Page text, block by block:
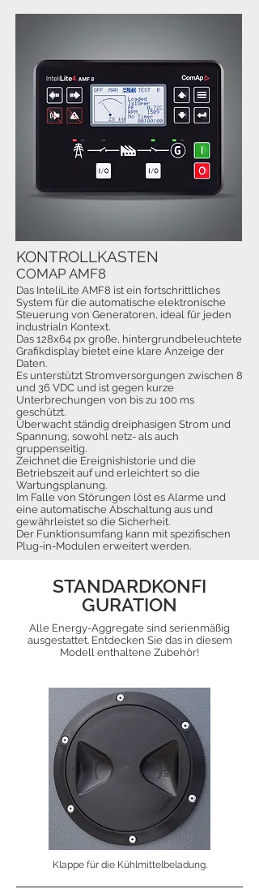
Das InteliLite AMF8 ist ein fortschrittliches
System für die automatische elektronische
Steuerung von Generatoren, ideal für jeden
industrialn Kontext.
Das 128x64 px große, hintergrundbeleuchtete
Grafikdisplay bietet eine klare Anzeige der
Daten.
Es unterstützt Stromversorgungen zwischen 8
und 36 VDC und ist gegen kurze
Unterbrechungen von bis zu 100 ms
geschützt.
Überwacht ständig dreiphasigen Strom und
Spannung, sowohl netz- als auch
gruppenseitig.
Zeichnet die Ereignishistorie und die
Betriebszeit auf und erleichtert so die
Wartungsplanung.
Im Falle von Störungen löst es Alarme und
eine automatische Abschaltung aus und
gewährleistet so die Sicherheit.
Der Funktionsumfang kann mit spezifischen
Plug-in-Modulen erweitert werden.
KONTROLLKASTEN
COMAP AMF8
STANDARDKONFI
GURATION
Alle Energy-Aggregate sind serienmäßig
ausgestattet. Entdecken Sie das in diesem
Modell enthaltene Zubehör!
Klappe für die Kühlmittelbeladung.